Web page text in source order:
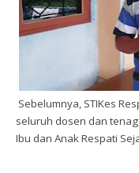
Sebelumnya, STIKes
seluruh dosen dan
Ibu dan AnakRespati